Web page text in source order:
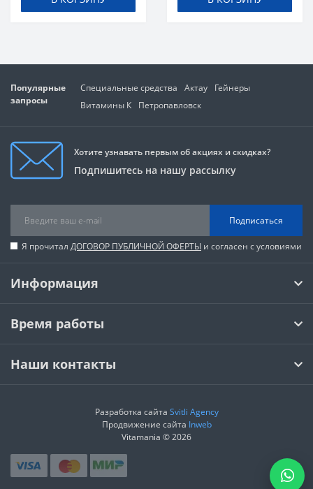
Популярные
запросы
Специальные средства Актау
Гейнеры
Витамины К
Петропавловск
Хотите узнавать первым об акциях и скидках?
Подпишитесь на нашу рассылку
Подписаться
Я прочитал ДОГОВОР ПУБЛИЧНОЙ ОФЕРТЫ и согласен с условиями
Информация
Время работы
Наши контакты
Разработка сайта Svitli Agency
Продвижение сайта Inweb
Vitamania © 2026